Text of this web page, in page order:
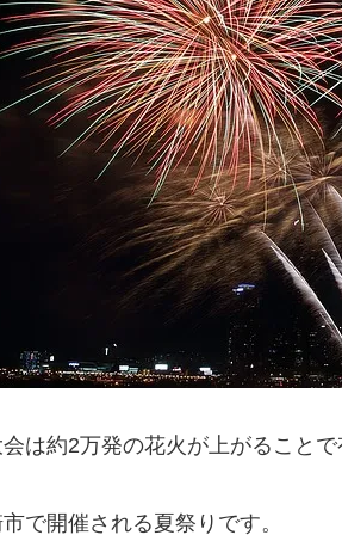
会は約2万発の花火が上がること
で開催される夏祭りです。